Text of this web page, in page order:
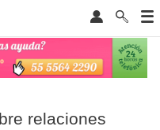
relaciones